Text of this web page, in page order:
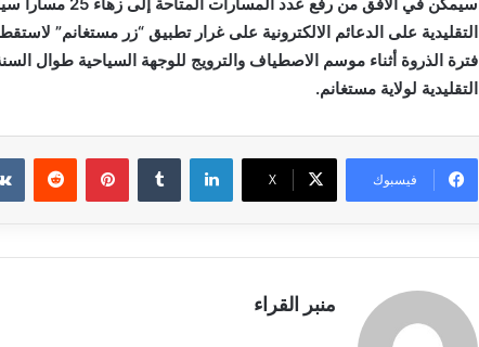
التقليدية على الدعائم الالكترونية على غرار تطبيق “زر مستغانم”
فترة الذروة أثناء موسم الاصطياف والترويج للوجهة السياحية طوال
التقليدية لولاية مستغانم.
فيسبوك X
لينكدإن بينتيريست
منبر القراء